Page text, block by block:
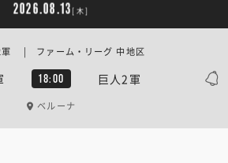
2026.08.13 [木]
18:00 巨人2軍
軍 | ファーム・リーグ 中地区
ベルーナ